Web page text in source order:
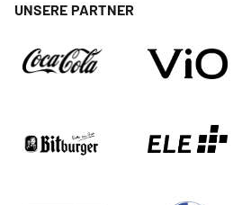
UNSERE PARTNER